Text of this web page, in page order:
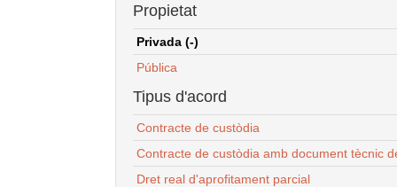
Propietat
Privada (-)
Pública
Tipus d'acord
Contracte de custòdia
Contracte de custòdia amb document tècnic
Dret real d'aprofitament parcial